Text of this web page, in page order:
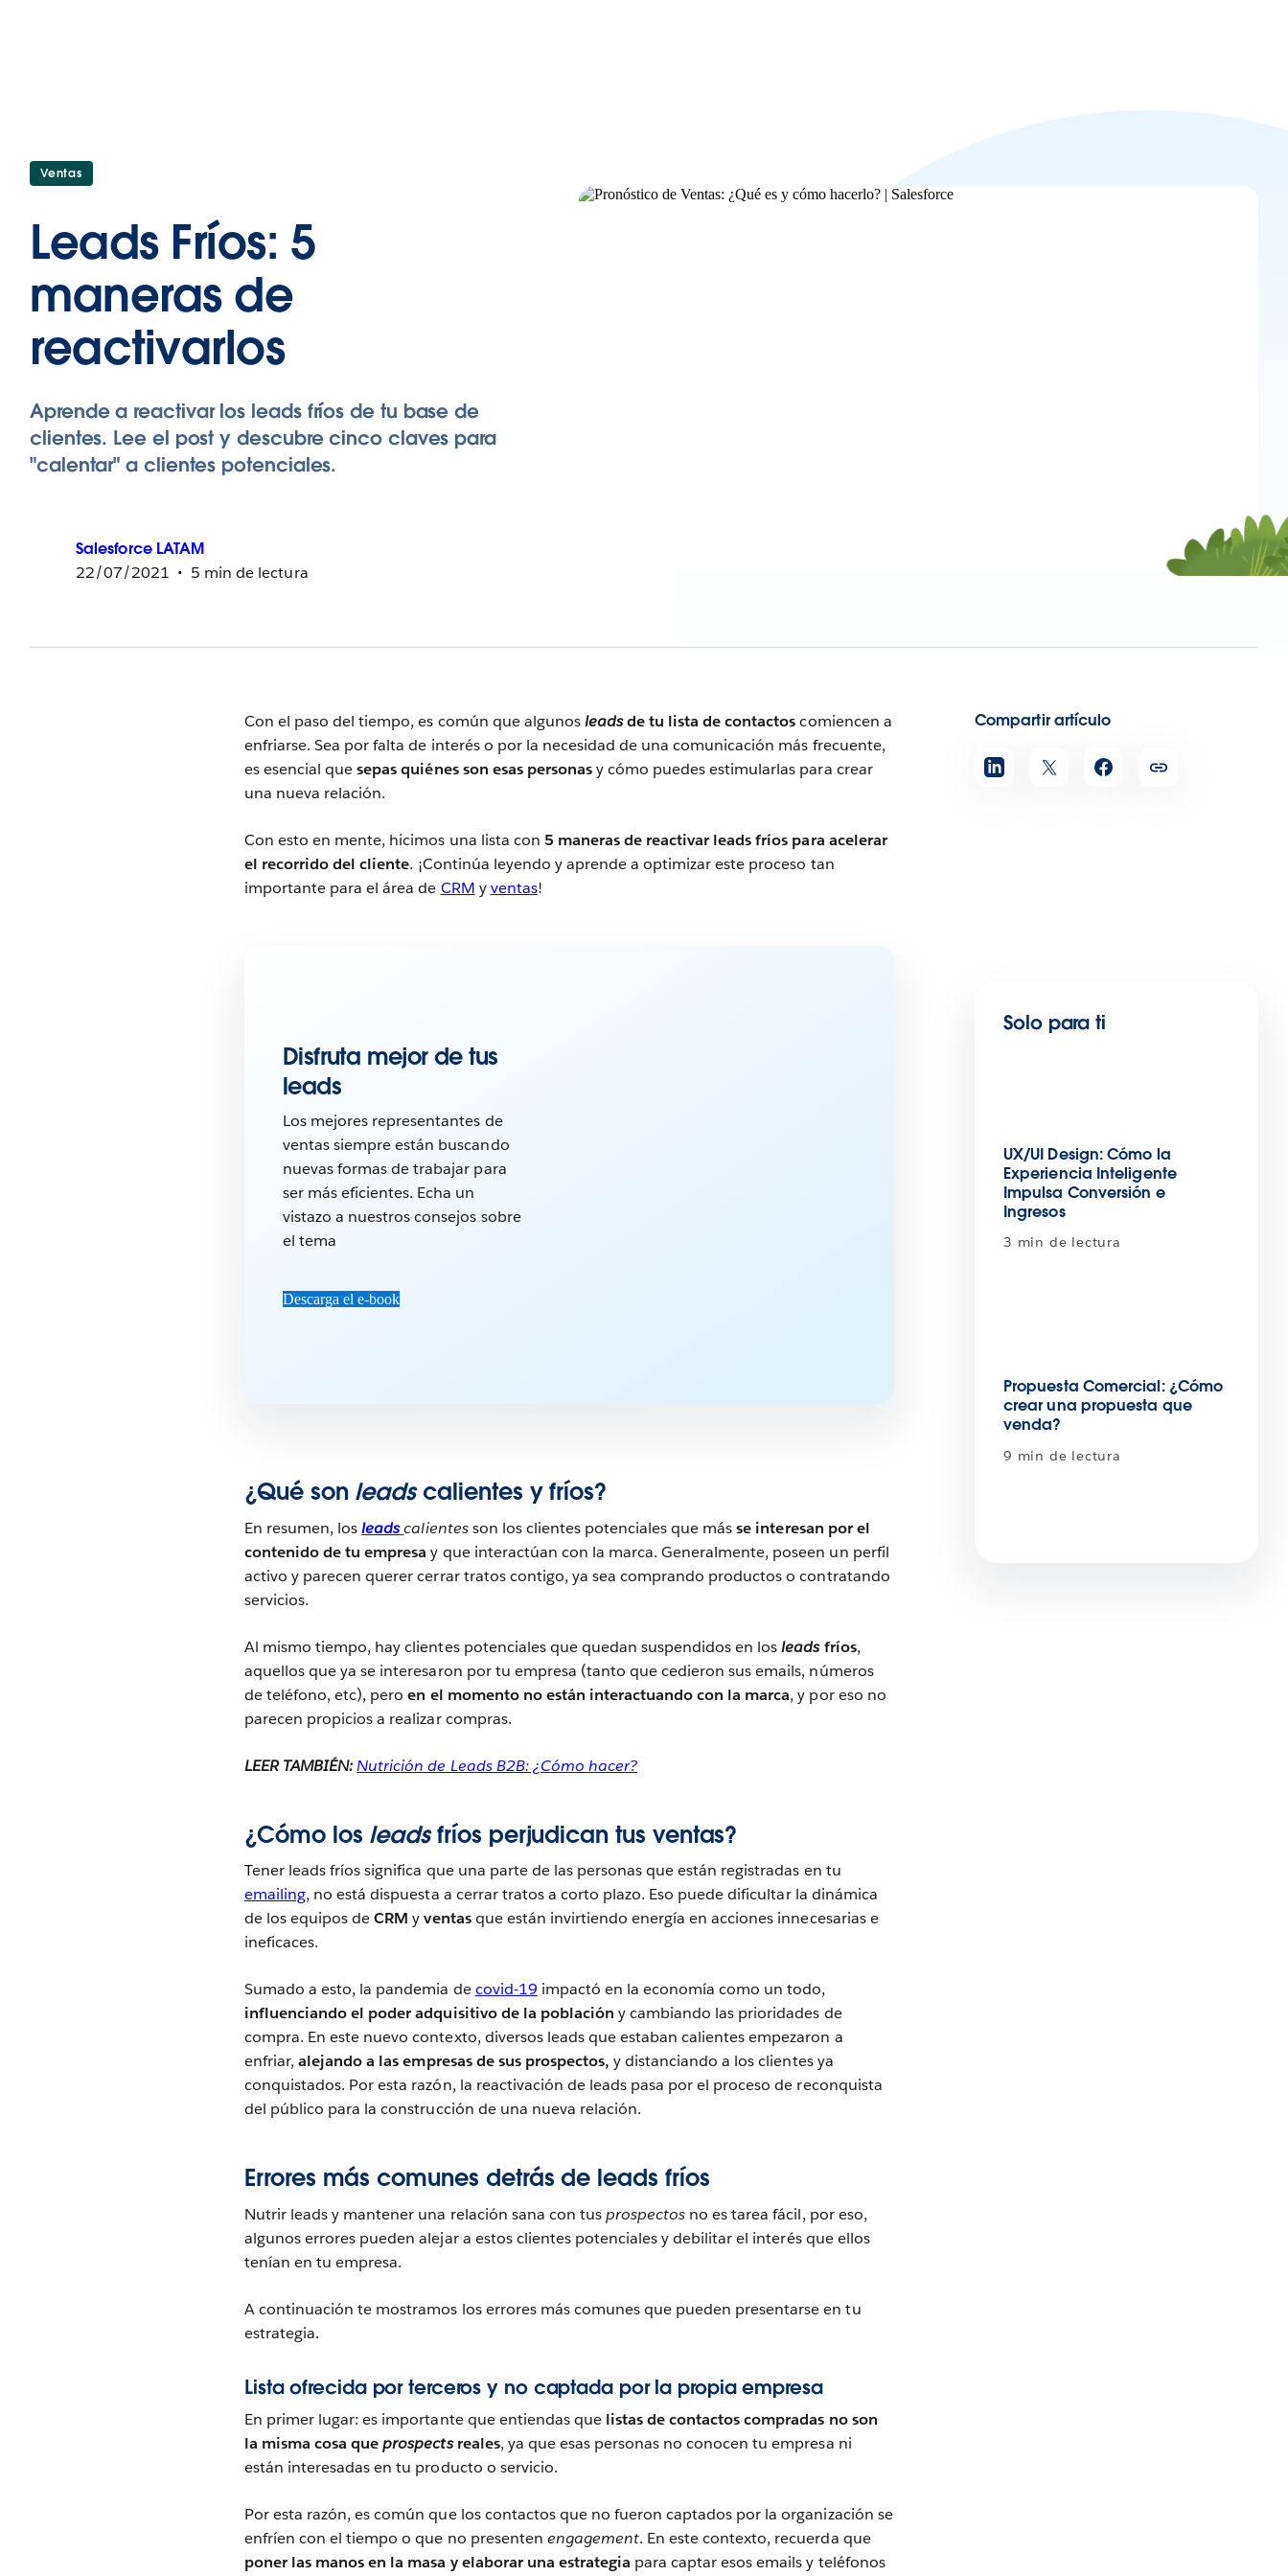
Ventas
Leads Fríos: 5
maneras de
reactivarlos
Aprende a reactivar los leads fríos de tu base de
clientes. Lee el post y descubre cinco claves para
"calentar" a clientes potenciales.
Salesforce LATAM
22/07/2021
5 min de lectura
Compartir artículo
Con el paso del tiempo, es común que algunosleadsde tu lista de contactoscomiencen a
enfriarse. Sea por falta de interés o por la necesidad de una comunicación más frecuente,
es esencial quesepas quiénes son esas personasy cómo puedes estimularlas para crear
una nueva relación.
Con esto en mente, hicimos una lista con 5 maneras de reactivar leads fríos para acelerar
el recorrido del cliente. ¡Continúa leyendo y aprende a optimizar este proceso tan
importante para el área de CRM yventas!
Disfruta mejor de tus
leads
Los mejores representantes de
ventas siempre están buscando
nuevas formas de trabajar para
ser más eficientes. Echa un
vistazo a nuestros consejos sobre
el tema
Descarga el e-book
¿Qué son leadscalientes y fríos?
En resumen, los leadscalientesson los clientes potenciales que másse interesan por el
contenido de tu empresa y que interactúan con la marca. Generalmente, poseen un perfil
activo y parecen querer cerrar tratos contigo, ya sea comprando productos o contratando
servicios.
Al mismo tiempo, hay clientes potenciales que quedan suspendidos en losleadsfríos,
aquellos que ya se interesaron por tu empresa (tanto que cedieron sus emails, números
de teléfono, etc), peroen el momento no están interactuando con la marca, y por eso no
parecen propicios a realizar compras.
LEER TAMBIÉN:Nutrición de Leads B2B: ¿Cómo hacer?
¿Cómo los leadsfríos perjudican tus ventas?
Tener leads fríos significa que una parte de las personas que están registradas en tu
emailing, no está dispuesta a cerrar tratos a corto plazo. Eso puede dificultar la dinámica
de los equipos deCRM yventasque están invirtiendo energía en acciones innecesarias e
ineficaces.
Sumado a esto, la pandemia decovid-19 impactó en la economía como un todo,
influenciando el poder adquisitivo de la población y cambiando las prioridades de
compra. En este nuevo contexto, diversos leads que estaban calientes empezaron a
enfriar,alejando a las empresas de sus prospectos, y distanciando a los clientes ya
conquistados. Por esta razón, la reactivación de leads pasa por el proceso de reconquista
del público para la construcción de una nueva relación.
Errores más comunes detrás de leads fríos
Nutrir leads y mantener una relación sana con tusprospectos no es tarea fácil, por eso,
algunos errores pueden alejar a estos clientes potenciales y debilitar el interés que ellos
tenían en tu empresa.
A continuación te mostramos los errores más comunes que pueden presentarse en tu
estrategia.
Lista ofrecida por terceros y no captada por la propia empresa
En primer lugar: es importante que entiendas que listas de contactos compradas no son
la misma cosa queprospectsreales, ya que esas personas no conocen tu empresa ni
están interesadas en tu producto o servicio.
Por esta razón, es común que los contactos que no fueron captados por la organización se
enfríen con el tiempo o que no presenten engagement. En este contexto, recuerda que
poner las manos en la masa y elaborar una estrategia para captar esos emails y teléfonos
Solo para ti
UX/UI Design: Cómo la
Experiencia Inteligente
Impulsa Conversión e
Ingresos
3 min de lectura
Propuesta Comercial: ¿Cómo
crear una propuesta que
venda?
9 min de lectura